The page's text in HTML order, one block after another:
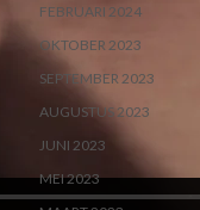
FEBRUARI 2024
OKTOBER 2023
SEPTEMBER 2023
AUGUSTUS 2023
JUNI 2023
MEI 2023